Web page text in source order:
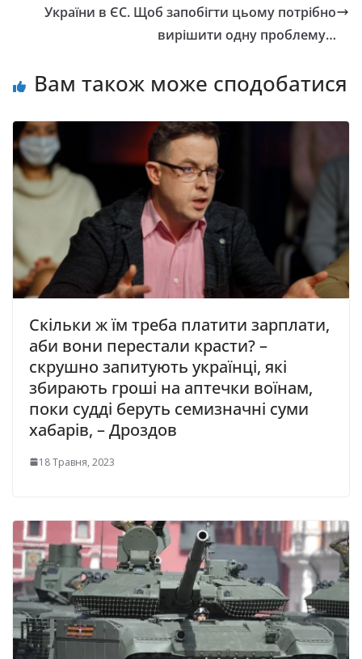
України в ЄС. Щоб запобігти цьому потрібно
вирішити одну проблему…
Вам також може сподобатися
Скільки ж їм треба платити зарплати,
аби вони перестали красти? –
скрушно запитують українці, які
збирають гроші на аптечки воїнам,
поки судді беруть семизначні суми
хабарів, – Дроздов
18 Травня, 2023